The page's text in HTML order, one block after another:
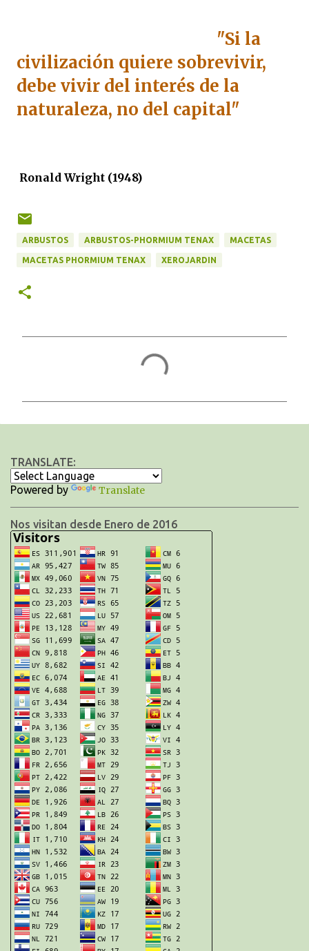
"Si la
civilización quiere sobrevivir,
debe vivir del interés de la
naturaleza, no del capital"
Ronald Wright (1948)
ARBUSTOS ARBUSTOS-PHORMIUM TENAX MACETAS
MACETAS PHORMIUM TENAX XEROJARDIN
t
a
r
o
s
TRANSLATE:
Powered by Translate
Nos visitan desde Enero de 2016